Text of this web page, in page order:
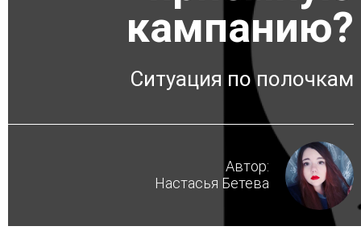
кампанию?
Ситуация по полочкам
Автор:
Настасья Бетева